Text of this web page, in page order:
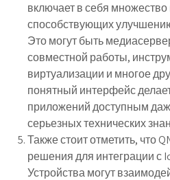
включает в себя
способствующих
Это могут быть
совместной работы,
виртуализации и многое
понятный интерфейс
приложений доступным
серьезных технических
Также стоит отметить, что
решения для интеграции с
Устройства могут